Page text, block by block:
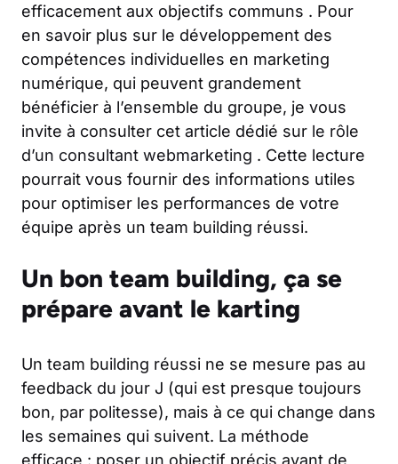
efficacement aux objectifs communs . Pour
en savoir plus sur le développement des
compétences individuelles en marketing
numérique, qui peuvent grandement
bénéficier à l’ensemble du groupe, je vous
invite à consulter cet article dédié sur le rôle
d’un consultant webmarketing . Cette lecture
pourrait vous fournir des informations utiles
pour optimiser les performances de votre
équipe après un team building réussi.
Un bon team building, ça se
prépare avant le karting
Un team building réussi ne se mesure pas au
feedback du jour J (qui est presque toujours
bon, par politesse), mais à ce qui change dans
les semaines qui suivent. La méthode
efficace : poser un objectif précis avant de